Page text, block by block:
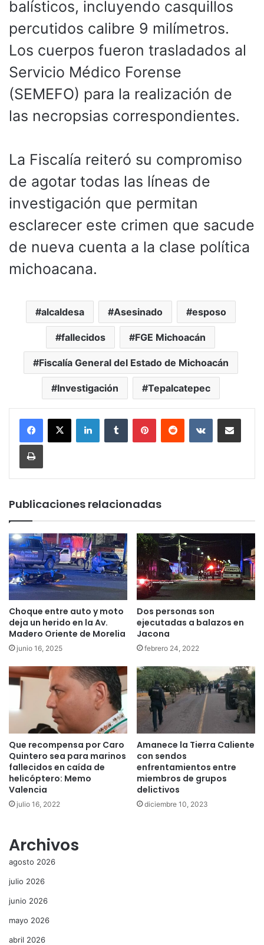
balísticos, incluyendo casquillos
percutidos calibre 9 milímetros.
Los cuerpos fueron trasladados al
Servicio Médico Forense
(SEMEFO) para la realización de
las necropsias correspondientes.
La Fiscalía reiteró su compromiso
de agotar todas las líneas de
investigación que permitan
esclarecer este crimen que sacude
de nueva cuenta a la clase política
michoacana.
alcaldesa Asesinado esposo
fallecidos FGE Michoacán
Fiscalía General del Estado de Michoacán
Investigación Tepalcatepec
LinkedInTumblr PinterestReddit VKontakteCompartir por
Imprimir
Publicaciones relacionadas
Choque entre auto y moto
deja un herido en la Av.
Madero Oriente de Morelia
junio 16, 2025
Dos personas son
ejecutadas a balazos en
Jacona
febrero 24, 2022
Que recompensa por Caro
Quintero sea para marinos
fallecidos en caída de
helicóptero: Memo
Valencia
julio 16, 2022
Amanece la Tierra Caliente
con sendos
enfrentamientos entre
miembros de grupos
delictivos
diciembre 10, 2023
Archivos
agosto 2026
julio 2026
junio 2026
mayo 2026
abril 2026